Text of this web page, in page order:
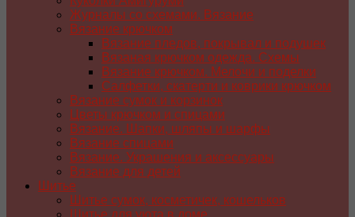
Журналы со схемами. Вязание
Вязание крючком
Вязание пледов, покрывал и подушек
Вязаная крючком одежда. Схемы
Вязание крючком. Мелочи и поделки
Салфетки, скатерти и коврики крючком
Вязание сумок и корзинок
Цветы крючком и спицами
Вязание. Шапки, шляпы и шарфы
Вязание спицами
Вязание. Украшения и аксессуары
Вязание для детей
Шитье
Шитье сумок, косметичек, кошельков
Шитье для уюта в доме